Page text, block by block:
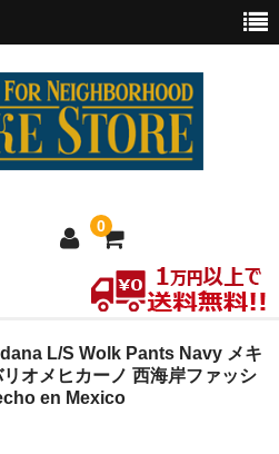
0
L/S Wolk Pants Navy メキ
オメヒカーノ 西海岸ファッシ
en Mexico